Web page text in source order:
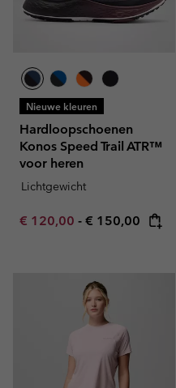
Nieuwe kleuren
Hardloopschoenen
Konos Speed Trail ATR™
voor heren
Lichtgewicht
Minimum sale price:
€ 120,00 - Maximum price:
€ 150,00